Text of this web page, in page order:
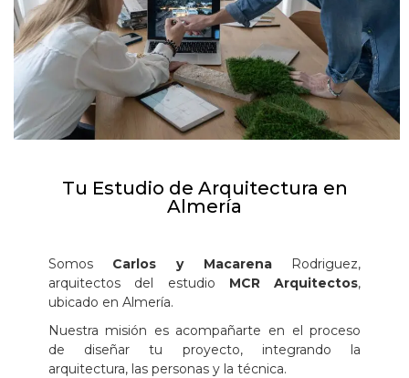
Tu Estudio de Arquitectura en
Almería
Somos Carlos y MacarenaRodriguez,
arquitectos del estudio MCR Arquitectos,
ubicado en Almería.
Nuestra misión es acompañarte en el proceso
de diseñar tu proyecto, integrando la
arquitectura, las personas y la técnica.